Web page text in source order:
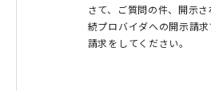
さて、ご質問の件、開示
続プロバイダへの開示請
請求をしてください。